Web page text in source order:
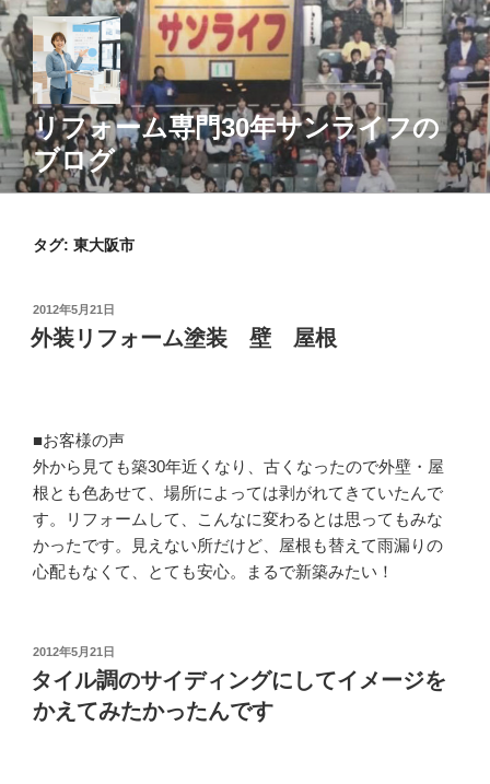
コ
ン
テ
ン
ツ
へ
ス
キ
リフォーム専門30年サンライフの
ブログ
タグ: 東大阪市
投
稿
日:
2012年5月21日
外装リフォーム塗装 壁 屋根
■お客様の声
外から見ても築30年近くなり、古くなったので外壁・屋
根とも色あせて、場所によっては剥がれてきていたんで
す。リフォームして、こんなに変わるとは思ってもみな
かったです。見えない所だけど、屋根も替えて雨漏りの
心配もなくて、とても安心。まるで新築みたい！
投
稿
日:
2012年5月21日
タイル調のサイディングにしてイメージを
かえてみたかったんです